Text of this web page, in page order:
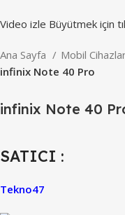
Video izle Büyütmek için
Ana Sayfa Mobil
infinix Note 40 Pro
infinix Note 40
SATICI :
Tekno47